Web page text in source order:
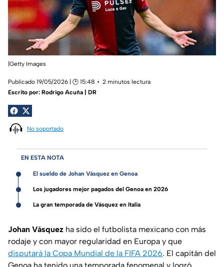
|Getty Images
Publicado 19/05/2026 | 🕑 15:48
2 minutos lectura
Escrito por: Rodrigo Acuña | DR
No soportado
EN ESTA NOTA
El sueldo de Johan Vásquez en Genoa
Los jugadores mejor pagados del Genoa en 2026
La gran temporada de Vásquez en Italia
Johan Vásquez ha sido el futbolista mexicano con más
rodaje y con mayor regularidad en Europa y que
disputará la Copa Mundial de la FIFA 2026. El capitán del